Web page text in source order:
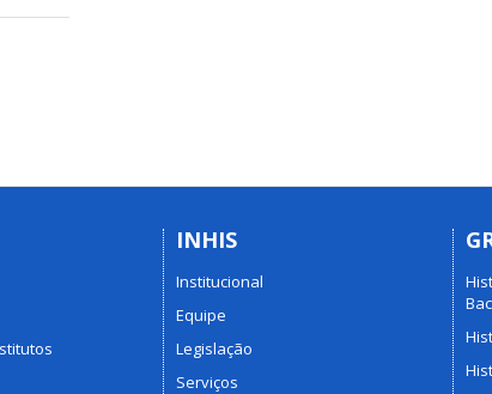
INHIS
Institucional
Equipe
Legislação
Serviços